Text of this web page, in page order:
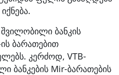
ბანკის
ბარათებით
კერძოდ, VTB-
ბანკების Mir-ბარათების